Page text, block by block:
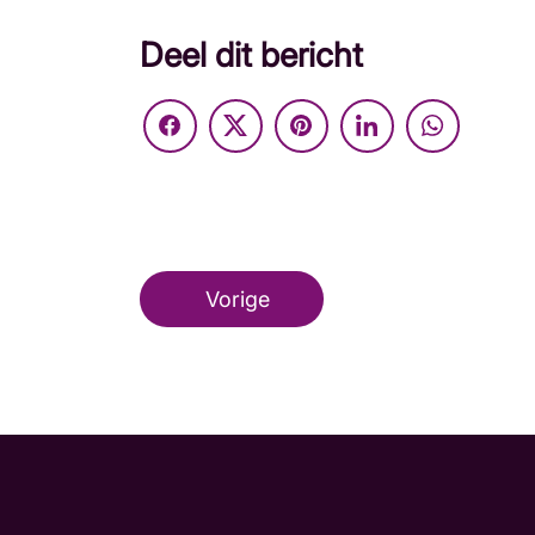
Deel dit bericht
Vorige